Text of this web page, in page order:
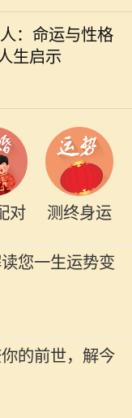
：命运与性格
生启示
，更是与命运、性
符号。2013年是蛇
被认为是智慧与敏
对 测终身运
您一生运势变
的前世，解今